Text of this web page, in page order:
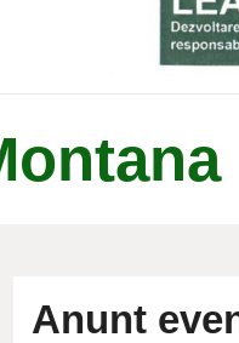
Anunt